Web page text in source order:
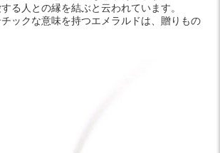
る人との縁を結ぶと云われています。
ックな意味を持つエメラルドは、贈りもの